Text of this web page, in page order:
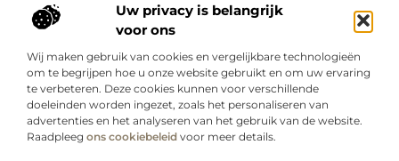
Uw privacy is belangrijk
voor ons
Wij maken gebruik van cookies en vergelijkbare technologieën
om te begrijpen hoe u onze website gebruikt en om uw ervaring
te verbeteren. Deze cookies kunnen voor verschillende
doeleinden worden ingezet, zoals het personaliseren van
advertenties en het analyseren van het gebruik van de website.
Raadpleeg ons cookiebeleid voor meer details.
Bericht categorie
Onze informatie